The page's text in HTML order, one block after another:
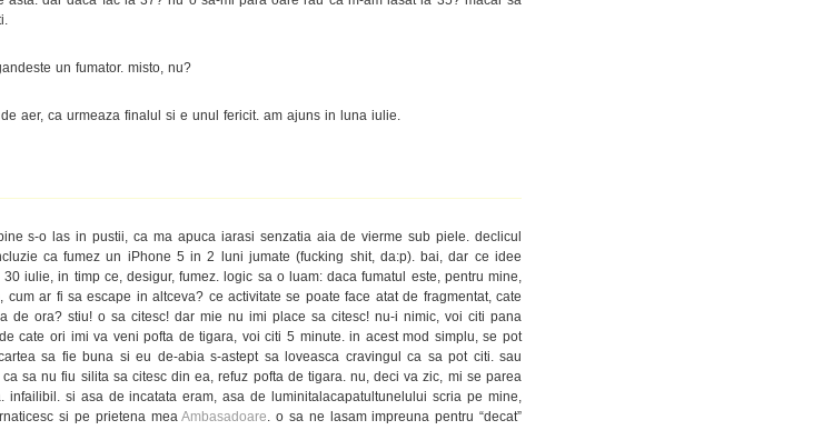
un fumator. misto, nu?
aer, ca urmeaza finalul si e unul fericit. am ajuns in luna iulie.
s-o las in pustii, ca ma apuca iarasi senzatia aia de vierme sub piele. declicul
ca fumez un iPhone 5 in 2 luni jumate (fucking shit, da:p). bai, dar ce idee
iulie, in timp ce, desigur, fumez. logic sa o luam: daca fumatul este, pentru mine,
cum ar fi sa escape in altceva? ce activitate se poate face atat de fragmentat, cate
de ora? stiu! o sa citesc! dar mie nu imi place sa citesc! nu-i nimic, voi citi pana
cate ori imi va veni pofta de tigara, voi citi 5 minute. in acest mod simplu, se pot
sa fie buna si eu de-abia s-astept sa loveasca cravingul ca sa pot citi. sau
sa nu fiu silita sa citesc din ea, refuz pofta de tigara. nu, deci va zic, mi se parea
infailibil. si asa de incatata eram, asa de luminitalacapatultunelului scria pe mine,
si pe prietena meaAmbasadoare
. o sa ne lasam impreuna pentru “decat”